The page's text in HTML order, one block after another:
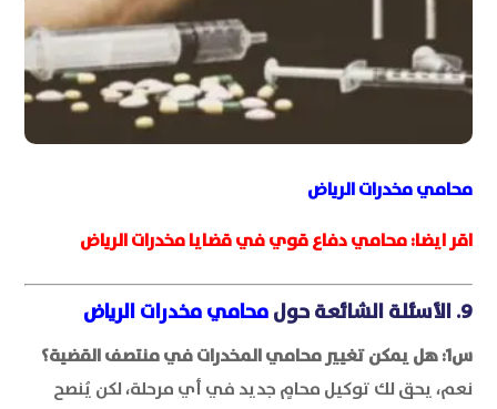
محامي مخدرات الرياض
اقر ايضا:محامي دفاع قوي في قضايا مخدرات الرياض
9. الأسئلة الشائعة حول محامي مخدرات الرياض
س1: هل يمكن تغيير محامي المخدرات في منتصف القضية؟
نعم، يحق لك توكيل محامٍ جديد في أي مرحلة، لكن يُنصح